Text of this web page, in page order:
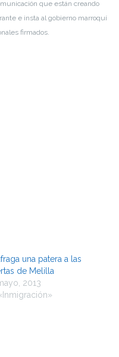
que están creando
e insta al gobierno marroquí
firmados.
una patera a las
de Melilla
2013